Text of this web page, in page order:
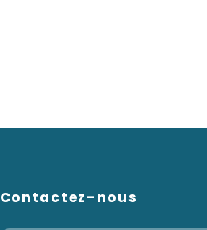
Contactez-nous